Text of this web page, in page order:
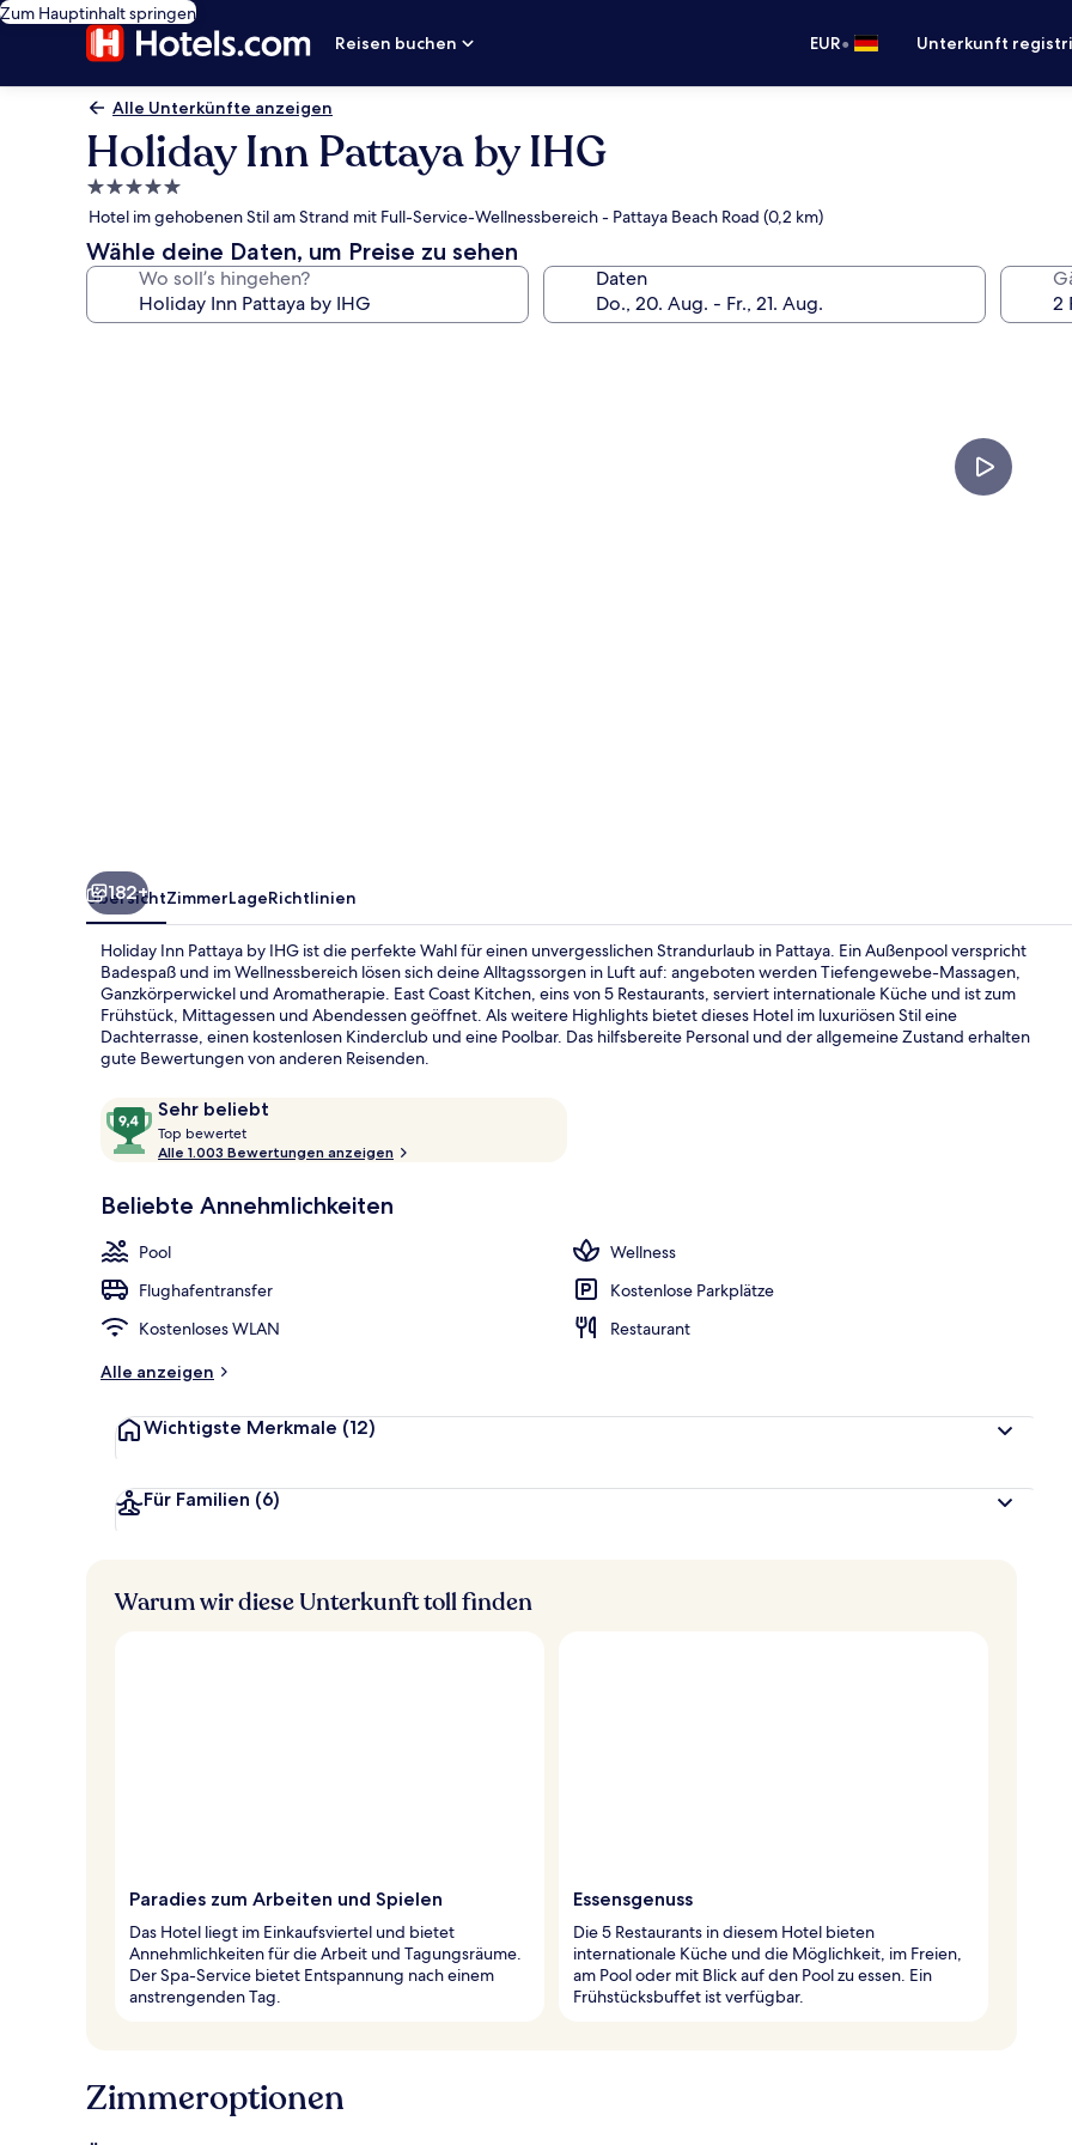
Zum Hauptinhalt springen
Reisen buchen
EUR• Unterkunft
Alle Unterkünfte anzeigen
Holiday Inn Pattaya by IHG
5.0-
Sterne-
Unterkunft
Hotel im gehobenen Stil am Strand mit Full-Service-Wellnessbereich - Pattaya Beach Road (0,2 km)
Wähle deine Daten, um Preise zu sehen
Wo soll’s hingehen? Daten
182+
ÜbersichtZimmerLageRichtlinien
Holiday Inn Pattaya by IHG ist die perfekte Wahl für einen unvergesslichen Strandurlaub in Pattaya. Ein Außenpool verspricht
Badespaß und im Wellnessbereich lösen sich deine Alltagssorgen in Luft auf: angeboten werden Tiefengewebe-Massagen,
Ganzkörperwickel und Aromatherapie. East Coast Kitchen, eins von 5 Restaurants, serviert internationale Küche und ist zum
Frühstück, Mittagessen und Abendessen geöffnet. Als weitere Highlights bietet dieses Hotel im luxuriösen Stil eine
Dachterrasse, einen kostenlosen Kinderclub und eine Poolbar. Das hilfsbereite Personal und der allgemeine Zustand erhalten
gute Bewertungen von anderen Reisenden.
Bewertungen
Sehr beliebt
9,4
von
10,
beliebt
Top bewertet
o
b
e
r
t
Alle 1.003 Bewertungen anzeigen
Beliebte Annehmlichkeiten
Pool
Wellness
Flughafentransfer
Kostenlose Parkplätze
Kostenloses WLAN
Restaurant
Alle anzeigen
Wichtigste Merkmale (12)
Für Familien (6)
Warum wir diese Unterkunft toll finden
Paradies zum Arbeiten und Spielen
Das Hotel liegt im Einkaufsviertel und bietet
Annehmlichkeiten für die Arbeit und Tagungsräume.
Der Spa-Service bietet Entspannung nach einem
anstrengenden Tag.
Essensgenuss
Die 5 Restaurants in diesem Hotel bieten
internationale Küche und die Möglichkeit, im Freien,
am Pool oder mit Blick auf den Pool zu essen. Ein
Frühstücksbuffet ist verfügbar.
Zimmeroptionen